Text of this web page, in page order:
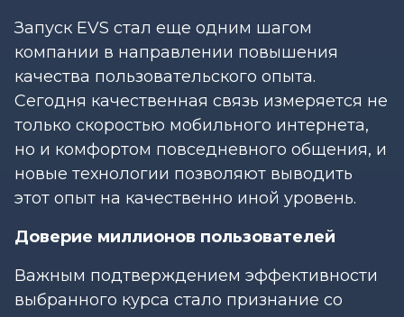
Запуск EVS стал еще одним шагом
компании в направлении повышения
качества пользовательского опыта.
Сегодня качественная связь измеряется не
только скоростью мобильного интернета,
но и комфортом повседневного общения, и
новые технологии позволяют выводить
этот опыт на качественно иной уровень.
Доверие миллионов пользователей
Важным подтверждением эффективности
выбранного курса стало признание со